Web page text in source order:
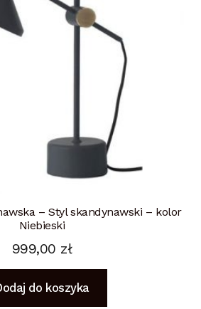
– Styl skandynawski – kolor
Niebieski
999,00 zł
do koszyka